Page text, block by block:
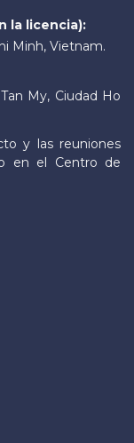
la licencia):
Minh, Vietnam.
My, Ciudad Ho
y las reuniones
en el Centro de